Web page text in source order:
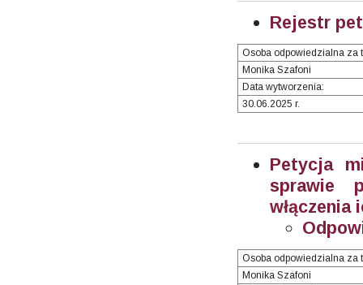
Rejestr
Osoba odpowiedzialna za
Monika Szafoni
Data wytworzenia:
30.06.2025 r.
Petycja
sprawie
włączenia
Osoba odpowiedzialna za
Monika Szafoni